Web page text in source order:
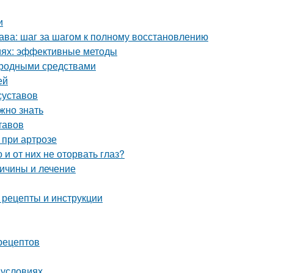
шаг за шагом к полному восстановлению
эффективные методы
средствами
знать
артрозе
них не оторвать глаз?
и лечение
и инструкции